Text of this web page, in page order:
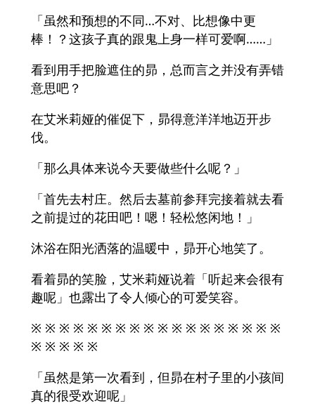
「虽然和预想的不同…不对、比想像中更
棒！？这孩子真的跟鬼上身一样可爱啊……」
看到用手把脸遮住的昴，总而言之并没有弄错
意思吧？
在艾米莉娅的催促下，昴得意洋洋地迈开步
伐。
「那么具体来说今天要做些什么呢？」
「首先去村庄。然后去墓前参拜完接着就去看
之前提过的花田吧！嗯！轻松悠闲地！」
沐浴在阳光洒落的温暖中，昴开心地笑了。
看着昴的笑脸，艾米莉娅说着「听起来会很有
趣呢」也露出了令人倾心的可爱笑容。
※ ※ ※ ※ ※ ※ ※ ※ ※ ※ ※ ※ ※ ※ ※ ※ ※ ※
※ ※ ※ ※ ※
「虽然是第一次看到，但昴在村子里的小孩间
真的很受欢迎呢」